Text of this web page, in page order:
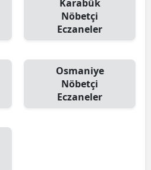
Karabük
Nöbetçi
Eczaneler
Osmaniye
Nöbetçi
Eczaneler